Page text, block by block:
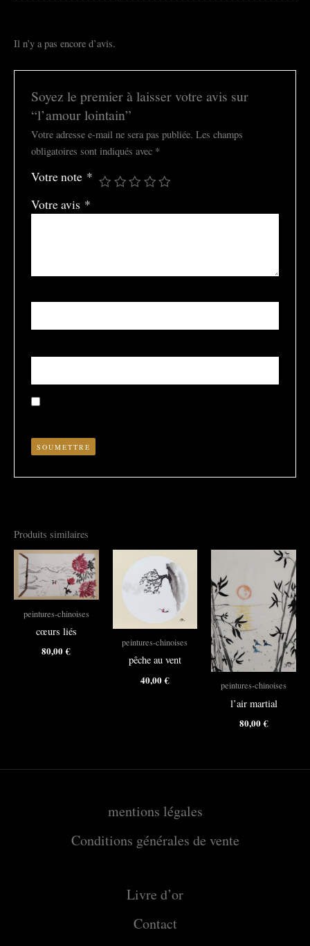
Il n’y a pas encore d’avis.
Soyez le premier à laisser votre avis sur
“l’amour lointain”
Votre adresse e-mail ne sera pas publiée. Les champs
obligatoires sont indiqués avec *
Votre note *
Votre avis *
Produits similaires
peintures-chinoises
cœurs liés
80,00€
peintures-chinoises
pêche au vent
40,00€ peintures-chinoises
l’air martial
80,00€
mentions légales
Conditions générales de vente
Livre d’or
Contact